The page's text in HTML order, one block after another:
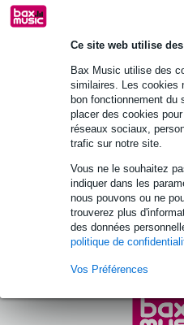
Ce site web utilise
Bax Music utilise des
similaires. Les cookies
bon fonctionnement du
placer des cookies
réseaux sociaux,
trafic sur notre site.
Vous ne le souhaitez
indiquer dans les
nous pouvons ou ne
trouverez plus
des données
politique de
Vos Préférences
Top 10
LD Systems
Prix public 62 €
En stock